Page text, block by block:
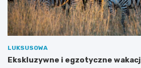
LUKSUSOWA
Ekskluzywne i egzotyczne